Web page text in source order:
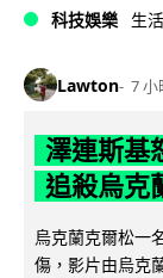
科技娛樂 生
Lawton 7 小
澤連斯基
追殺烏克
烏克蘭克爾松一
傷，影片由烏克